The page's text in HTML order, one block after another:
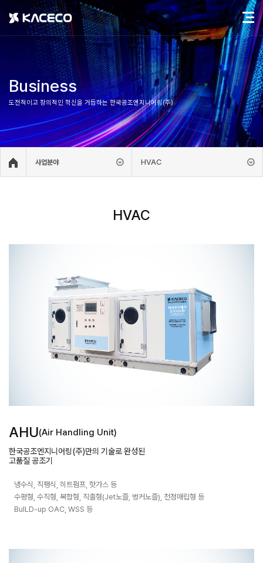
Business
도전적이고 창의적인 혁신을 거듭하는 한국공조엔지니어링(주)
사업분야 HVAC
HVAC
AHU(Air Handling Unit)
한국공조엔지니어링(주)만의 기술로 완성된
고품질 공조기
냉수식, 직팽식, 히트펌프, 핫가스 등
수평형, 수직형, 복합형, 직출형(Jet노즐, 벙커노즐), 천정매립형 등
BuILD-up OAC, WSS 등